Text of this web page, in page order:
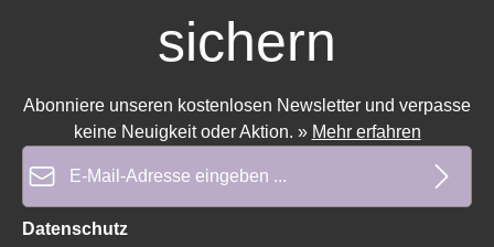
sichern
Abonniere unseren kostenlosen Newsletter und verpasse
keine Neuigkeit oder Aktion. » Mehr erfahren
Datenschutz